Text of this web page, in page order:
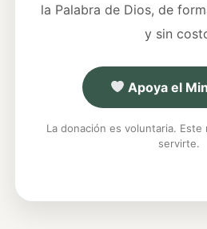
la Palabra de Dios, de
y sin
Apoya el
La donación es voluntaria.
servirte.